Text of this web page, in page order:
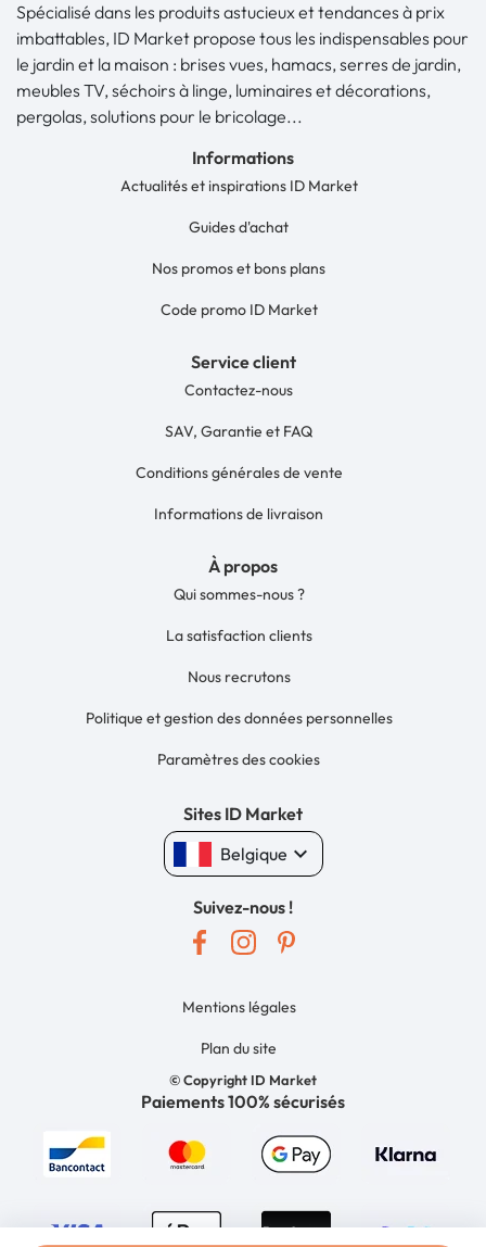
Spécialisé dans les produits astucieux et tendances à prix
imbattables, ID Market propose tous les indispensables pour
le jardin et la maison : brises vues, hamacs, serres de jardin,
meubles TV, séchoirs à linge, luminaires et décorations,
pergolas, solutions pour le bricolage...
Informations
Actualités et inspirations ID Market
Guides d'achat
Nos promos et bons plans
Code promo ID Market
Service client
Contactez-nous
SAV, Garantie et FAQ
Conditions générales de vente
Informations de livraison
À propos
Qui sommes-nous ?
La satisfaction clients
Nous recrutons
Politique et gestion des données personnelles
Paramètres des cookies
Sites ID Market
Belgique keyboard_arrow_down
Suivez-nous !
© Copyright ID Market
Mentions légales
Plan du site
Paiements 100% sécurisés